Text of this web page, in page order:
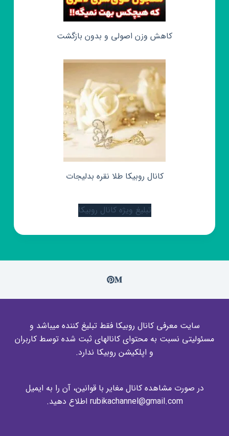
کاهش وزن اصولی و بدون بازگشت
کانال روبیکا طلا نقره بدلیجات
تبلیغ ویژه کانال روبیکا
سایت معرفی کانال روبیکا فقط تبلیغ کننده میباشد و
مسئولیتی نسبت به محتوای کانالهای ثبت شده توسط کاربران
و اپلکیشن روبیکا ندارد.
در صورت مشاهده کانال مغایر با قوانین، آن را به ایمیل
rubikachannel@gmail.com اطلاع دهید.